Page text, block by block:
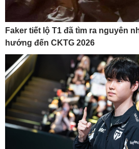
Faker tiết lộ T1 đã tìm ra nguyên
hướng đến CKTG 2026